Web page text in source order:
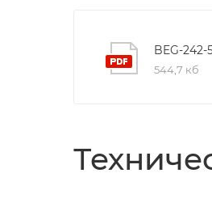
BEG-242-
544,7 кб